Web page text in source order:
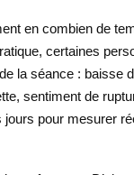
en combien de
certaines
la séance : baisse
sentiment de
jours pour mesurer